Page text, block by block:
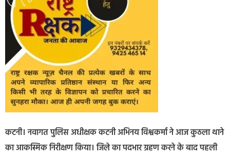
कटनी। नवागत पुलिस अधीक्षक कटनी अभिनय विश्वकर्मा ने आज कुठला थाने
का आकस्मिक निरीक्षण किया। जिले का पदभार ग्रहण करने के बाद पहली